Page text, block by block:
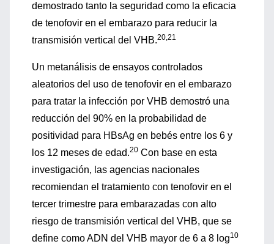
demostrado tanto la seguridad como la eficacia
de tenofovir en el embarazo para reducir la
transmisión vertical del VHB.20,21
Un metanálisis de ensayos controlados
aleatorios del uso de tenofovir en el embarazo
para tratar la infección por VHB demostró una
reducción del 90% en la probabilidad de
positividad para HBsAg en bebés entre los 6 y
los 12 meses de edad.20 Con base en esta
investigación, las agencias nacionales
recomiendan el tratamiento con tenofovir en el
tercer trimestre para embarazadas con alto
riesgo de transmisión vertical del VHB, que se
define como ADN del VHB mayor de 6 a 8 log10